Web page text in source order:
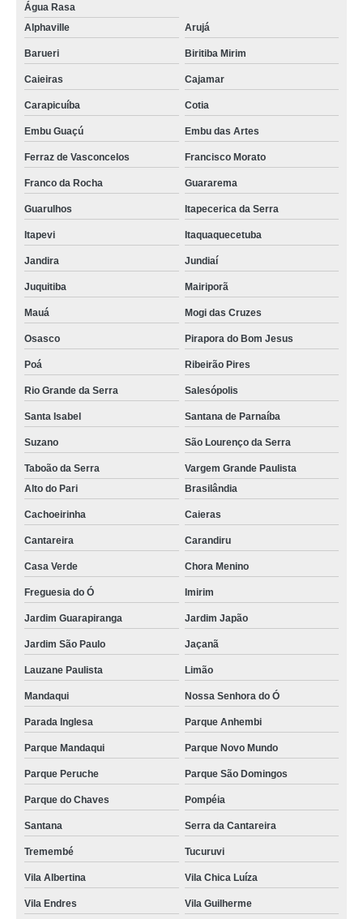
Água Rasa
Alphaville
Arujá
Barueri Biritiba Mirim
Caieiras Cajamar
Carapicuíba Cotia
Embu Guaçú Embu das Artes
Ferraz de Vasconcelos Francisco Morato
Franco da Rocha Guararema
Guarulhos Itapecerica da Serra
Itapevi Itaquaquecetuba
Jandira Jundiaí
Juquitiba Mairiporã
Mauá Mogi das Cruzes
Osasco Pirapora do Bom Jesus
Poá Ribeirão Pires
Rio Grande da Serra Salesópolis
Santa Isabel Santana de Parnaíba
Suzano São Lourenço da Serra
Taboão da Serra
Vargem Grande Paulista
Alto do Pari
Brasilândia
Cachoeirinha Caieras
Cantareira Carandiru
Casa Verde Chora Menino
Freguesia do Ó Imirim
Jardim Guarapiranga Jardim Japão
Jardim São Paulo Jaçanã
Lauzane Paulista Limão
Mandaqui Nossa Senhora do Ó
Parada Inglesa Parque Anhembi
Parque Mandaqui Parque Novo Mundo
Parque Peruche Parque São Domingos
Parque do Chaves Pompéia
Santana Serra da Cantareira
Tremembé Tucuruvi
Vila Albertina Vila Chica Luíza
Vila Endres Vila Guilherme